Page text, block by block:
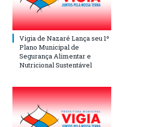
Vigia de Nazaré Lança seu 1º
Plano Municipal de
Segurança Alimentar e
Nutricional Sustentável